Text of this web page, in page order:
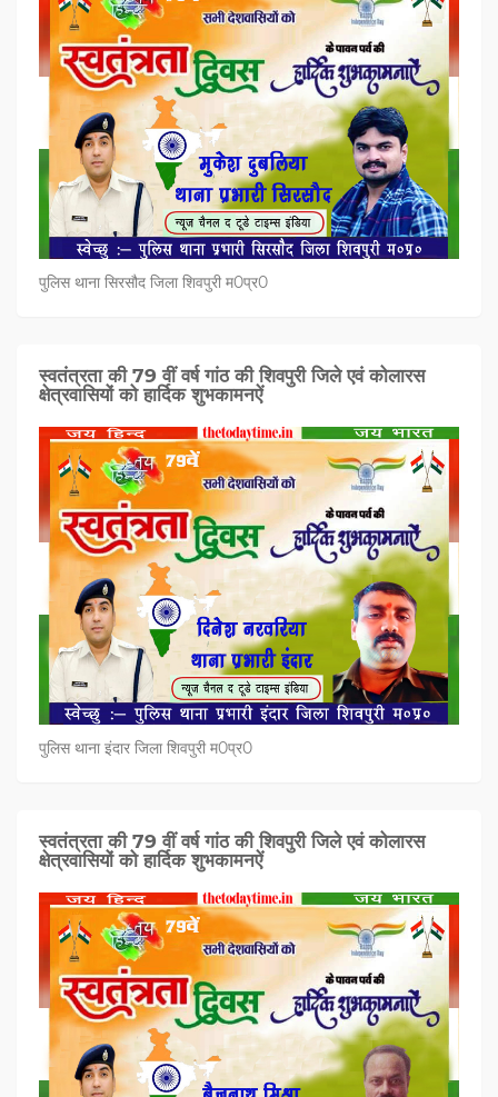
पुलिस थाना सिरसौद जिला शिवपुरी म0प्र0
स्वतंत्रता की 79 वीं वर्ष गांठ की शिवपुरी जिले एवं कोलारस
क्षेत्रवासियों को हार्दिक शुभकामनऐं
पुलिस थाना इंदार जिला शिवपुरी म0प्र0
स्वतंत्रता की 79 वीं वर्ष गांठ की शिवपुरी जिले एवं कोलारस
क्षेत्रवासियों को हार्दिक शुभकामनऐं